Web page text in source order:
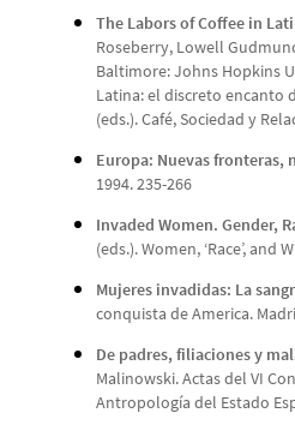
The Labors of Coffee in
Roseberry, Lowell
Baltimore: Johns Hopkins
Latina: el discreto encanto
(eds.). Café, Sociedad y
Europa: Nuevas fronteras,
1994. 235-266
Invaded Women. Gender,
(eds.). Women, ‘Race’,
Mujeres invadidas: La
conquista de America.
De padres, filiaciones y
Malinowski. Actas del VI
Antropología del Estado